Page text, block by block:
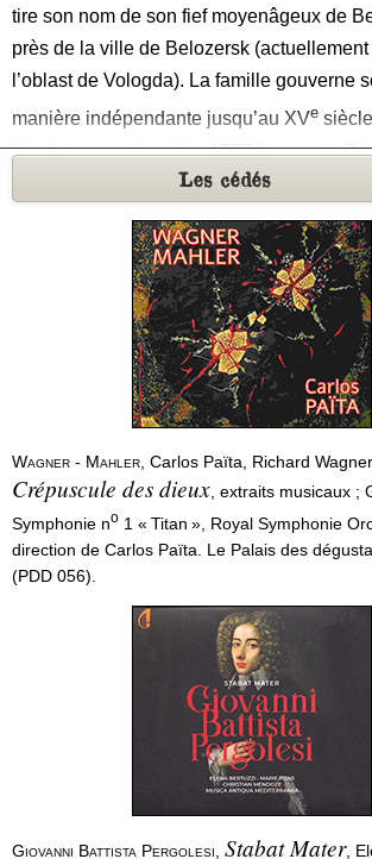
tire son nom de son fief moyenâgeux de
près de la ville de Belozersk
l’oblast de Vologda). La famille gouverne
manière indépendante jusqu’au XVe
l’endroit porte jusqu’en 1777 le nom de
blanc) puisqu’il est situé sur la rive
Beloïé, une étymologie qui explique du
nom de Beloïé Selo (Village blanc). Même
prince connu de cette lignée à gouverner
Gleb Vassilkovitch (1238-1278) qui
arrière-petite-fille de Gengis Khan, ce n’est
que le 27 février/10 mars 1799
Mikhaïlovitch Belosselski, le père de
double nom Belosselski Belozerski en
de son origine des anciens princes de
inscrit à cette occasion avec le titre de
Les cédés
Wagner - Mahler , Carlos Païta, Richard Wagner,
Crépuscule des dieux , extraits musicaux ;
Symphonie no 1 « Titan », Royal Symphonie
direction de Carlos Païta. Le Palais des
(PDD 056).
Giovanni Battista Pergolesi Stabat Mater,